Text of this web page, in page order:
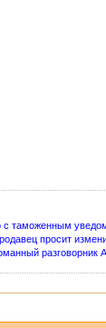
с таможенным
просит
разговорник